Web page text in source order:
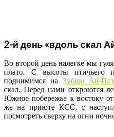
2-й день «вдоль скал
Во второй день налегке мы
плато. С высоты птичьего
поднимимся на Зубцы Ай-
скал. Перед нами откроются
Южное побережье к востоку
же на приюте КСС, с
посмотреть сверху на огни